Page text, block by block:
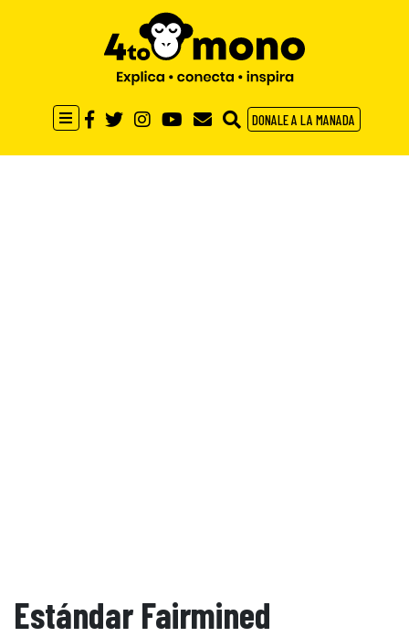
DONALE A LA MANADA
Estándar Fairmined